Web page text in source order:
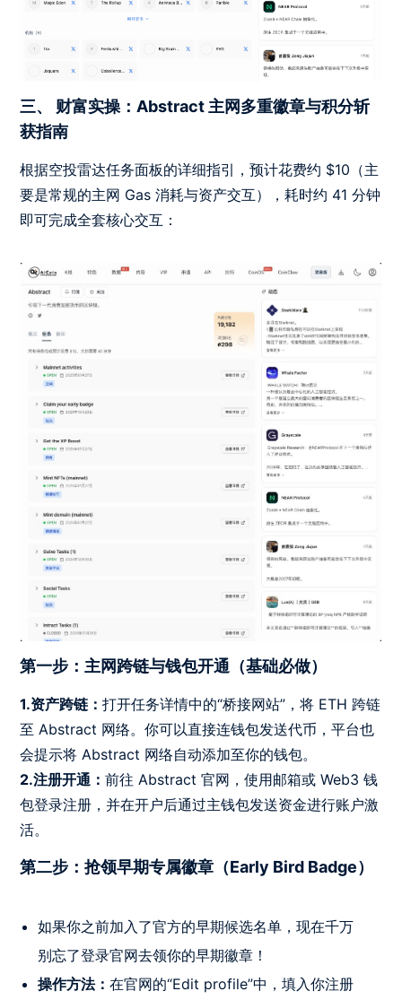
三、 财富实操：Abstract 主网多重徽章与积分斩
获指南
根据空投雷达任务面板的详细指引，预计花费约 $10（主
要是常规的主网 Gas 消耗与资产交互），耗时约 41 分钟
即可完成全套核心交互：
第一步：主网跨链与钱包开通（基础必做）
1.资产跨链：打开任务详情中的“桥接网站”，将 ETH 跨链
至 Abstract 网络。你可以直接连钱包发送代币，平台也
会提示将 Abstract 网络自动添加至你的钱包。
2.注册开通：前往 Abstract 官网，使用邮箱或 Web3 钱
包登录注册，并在开户后通过主钱包发送资金进行账户激
活。
第二步：抢领早期专属徽章（Early Bird Badge）
如果你之前加入了官方的早期候选名单，现在千万
别忘了登录官网去领你的早期徽章！
操作方法：在官网的“Edit profile”中，填入你注册